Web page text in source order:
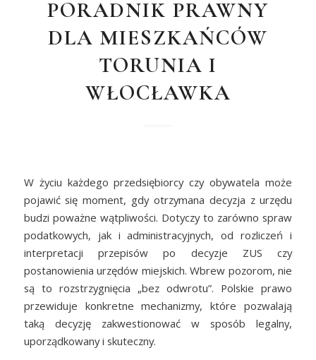
PORADNIK PRAWNY
DLA MIESZKAŃCÓW
TORUNIA I
WŁOCŁAWKA
W życiu każdego przedsiębiorcy czy obywatela może
pojawić się moment, gdy otrzymana decyzja z urzędu
budzi poważne wątpliwości. Dotyczy to zarówno spraw
podatkowych, jak i administracyjnych, od rozliczeń i
interpretacji przepisów po decyzje ZUS czy
postanowienia urzędów miejskich. Wbrew pozorom, nie
są to rozstrzygnięcia „bez odwrotu”. Polskie prawo
przewiduje konkretne mechanizmy, które pozwalają
taką decyzję zakwestionować w sposób legalny,
uporządkowany i skuteczny.